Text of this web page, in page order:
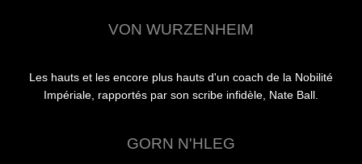
VON WURZENHEIM
Les hauts et les encore plus hauts d'un coach de la Nobilité
Impériale, rapportés par son scribe infidèle, Nate Ball.
GORN N'HLEG